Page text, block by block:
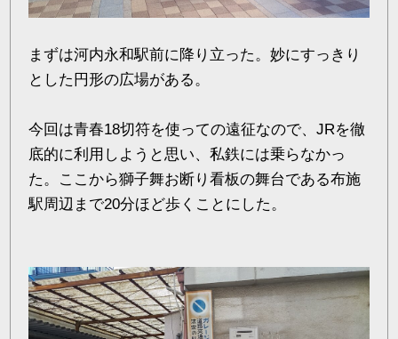
まずは河内永和駅前に降り立った。妙にすっきり
とした円形の広場がある。
今回は青春18切符を使っての遠征なので、JRを徹
底的に利用しようと思い、私鉄には乗らなかっ
た。ここから獅子舞お断り看板の舞台である布施
駅周辺まで20分ほど歩くことにした。